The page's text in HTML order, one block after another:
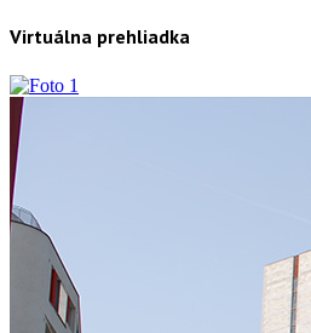
Virtuálna prehliadka